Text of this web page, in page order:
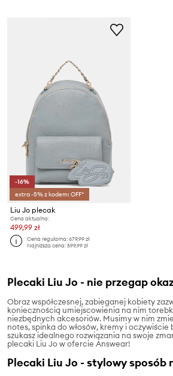
-16%
extra -5% z kodem: OFF*
Liu Jo plecak
Cena aktualna:
499,99 zł
Cena regularna:679,99 zł
Najniższa cena:599,99 zł
Plecaki Liu Jo - nie przegap
Obraz współczesnej, zabieganej kobiety
koniecznością umiejscowienia na nim
niezbędnych akcesoriów. Musimy w nim
notes, spinka do włosów, kremy i oczywiście
szukasz idealnego rozwiązania na swoje
plecaki Liu Jo w ofercie Answear!
Plecaki Liu Jo - stylowy sposób